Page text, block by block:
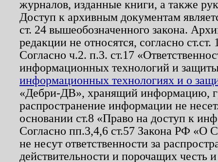
журналов, изданные книги, а также
Доступ к архивным документам
ст. 24 вышеобозначенного закона.
редакции не относятся, согласно
Согласно ч.2. п.3. ст.17
информационных технологий и
информационных технологиях и о
«Дебри-ДВ», хранящий информацию,
распространение информации не
основании ст.8 «Право на доступ к
Согласно пп.3,4,6 ст.57 Закона РФ «О
не несут ответственности за
действительности и порочащих честь